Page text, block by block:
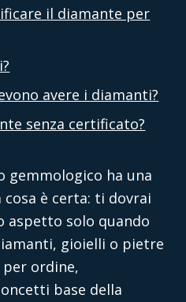
il diamante per
avere i diamanti?
senza certificato?
gemmologico ha una
cosa è certa: ti dovrai
aspetto solo quando
gioielli o pietre
per ordine,
base della